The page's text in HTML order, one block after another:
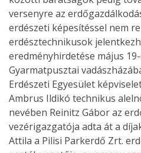
versenyre az
erdészeti képesítéssel nem
erdésztechnikusok
eredményhirdetése május
Gyarmatpusztai
Erdészeti Egyesület
Ambrus Ildikó technikus
nevében Reinitz Gábor az
vezérigazgatója adta át a
Attila a Pilisi Parkerdő Zrt.